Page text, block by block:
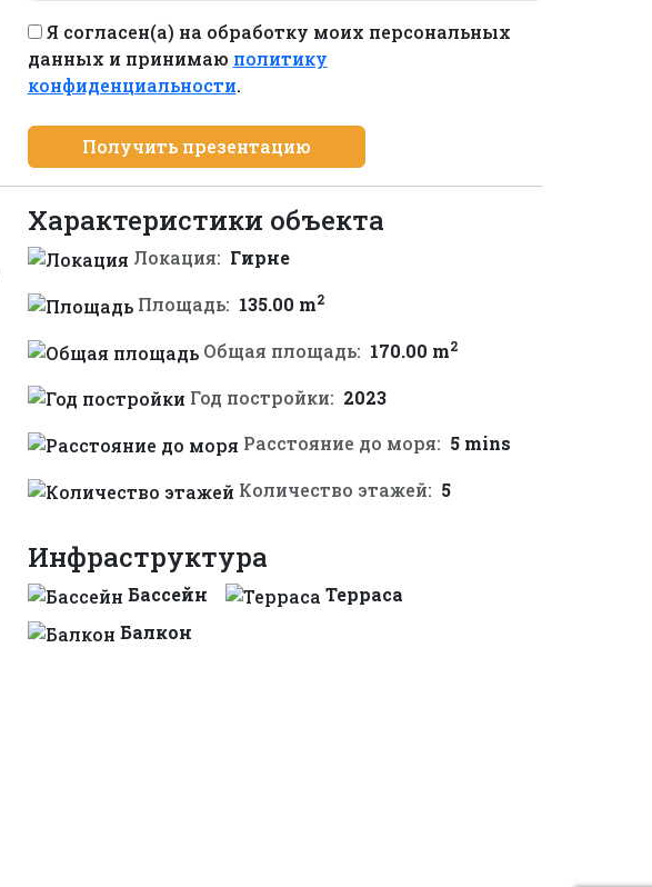
+1
Я согласен(а) на обработку моих персональных
данных и принимаю политику
конфиденциальности.
Получить презентацию
Характеристики объекта
Локация: Гирне
Площадь: 135.00 m2
Общая площадь: 170.00 m2
Год постройки: 2023
Расстояние до моря: 5 mins
Количество этажей: 5
Инфраструктура
Бассейн
Терраса
Балкон